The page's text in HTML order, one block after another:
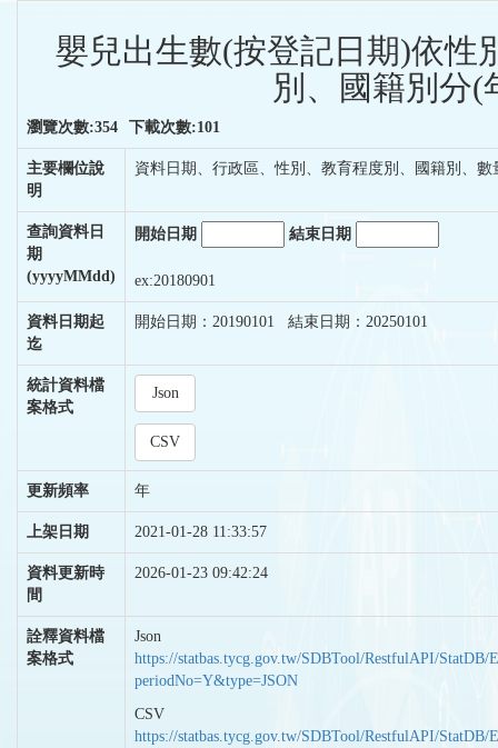
嬰兒出生數(按登記日期)依性
別、國籍別分(
瀏覽次數:354 下載次數:101
主要欄位說
明
資料日期、行政區、性別、教育程度別、國籍別、數
查詢資料日
期
(yyyyMMdd)
開始日期 結束日期
ex:20180901
資料日期起
迄
開始日期：20190101 結束日期：20250101
統計資料檔
案格式
Json
CSV
更新頻率 年
上架日期 2021-01-28 11:33:57
資料更新時
間
2026-01-23 09:42:24
詮釋資料檔
案格式
Json
https://statbas.tycg.gov.tw/SDBTool/RestfulAPI/StatDB/
periodNo=Y&type=JSON
CSV
https://statbas.tycg.gov.tw/SDBTool/RestfulAPI/StatDB/